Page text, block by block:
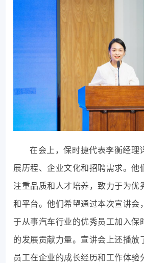
在会上，保时捷代表李衡经理
展历程、企业文化和招聘需求。他
注重品质和人才培养，致力于为优
和平台。他们希望通过本次宣讲会
于从事汽车行业的优秀员工加入保
的发展贡献力量。宣讲会上还播放
员工在企业的成长经历和工作体验